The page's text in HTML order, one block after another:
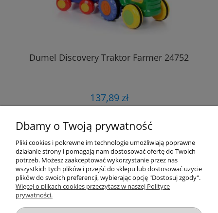
Dumel Discovery Traktor Farmer 24752
137,89 zł
DO KOSZYKA
« 1 ... 14 15 16 17 18 ...
21
»
Dbamy o Twoją prywatność
Pliki cookies i pokrewne im technologie umożliwiają poprawne
działanie strony i pomagają nam dostosować ofertę do Twoich
potrzeb. Możesz zaakceptować wykorzystanie przez nas
wszystkich tych plików i przejść do sklepu lub dostosować użycie
plików do swoich preferencji, wybierając opcję "Dostosuj zgody".
Więcej o plikach cookies przeczytasz w naszej Polityce
prywatności.